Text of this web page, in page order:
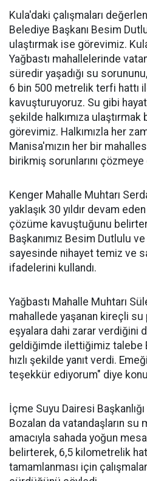
Kula'daki çalışmaları
Belediye Başkanı Besim
ulaştırmak ise görevimiz.
Yağbastı mahallelerinde
süredir yaşadığı su
6 bin 500 metrelik terfi hattı
kavuşturuyoruz. Su gibi
şekilde halkımıza ulaştırmak
görevimiz. Halkımızla her
Manisa'mızın her bir
birikmiş sorunlarını
Kenger Mahalle Muhtarı
yaklaşık 30 yıldır devam
çözüme kavuştuğunu
Başkanımız Besim Dutlulu
sayesinde nihayet temiz ve
ifadelerini kullandı.
Yağbastı Mahalle Muhtarı
mahallede yaşanan kireçli
eşyalara dahi zarar verdiğini
geldiğimde ilettiğimiz talebe
hızlı şekilde yanıt verdi.
teşekkür ediyorum" diye
İçme Suyu Dairesi
Bozalan da vatandaşların
amacıyla sahada yoğun
belirterek, 6,5 kilometrelik
tamamlanması için